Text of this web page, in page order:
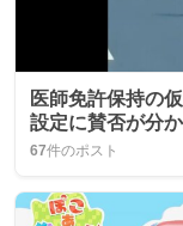
医師免許保持の
設定に賛否が分
67件のポスト